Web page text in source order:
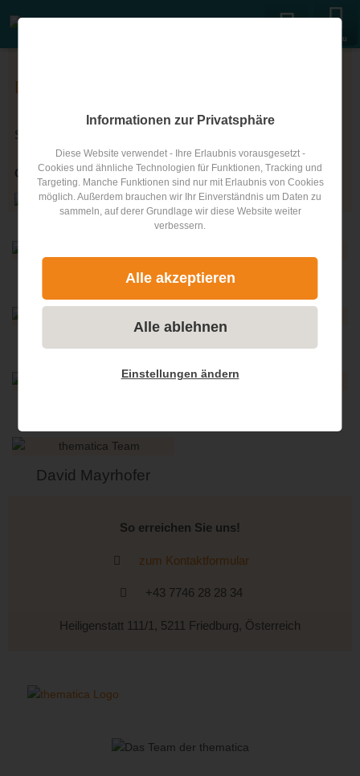
Menu
Das Team von hotels-salzburg.info
Schön, dass Sie hier sind und uns kennenlernen möchten!
Gerne stellen wir uns vor.
Erwin Oberascher Monika Oberascher
Sandra Knauseder Hanna Lindner
David Mayrhofer
So erreichen Sie uns!
zum Kontaktformular
+43 7746 28 28 34
Heiligenstatt 111/1, 5211 Friedburg, Österreich
Informationen zur Privatsphäre
Diese Website verwendet - Ihre Erlaubnis vorausgesetzt -
Cookies und ähnliche Technologien für Funktionen, Tracking und
Targeting. Manche Funktionen sind nur mit Erlaubnis von Cookies
möglich. Außerdem brauchen wir Ihr Einverständnis um Daten zu
sammeln, auf derer Grundlage wir diese Website weiter
verbessern.
Alle akzeptieren
Alle ablehnen
Einstellungen ändern